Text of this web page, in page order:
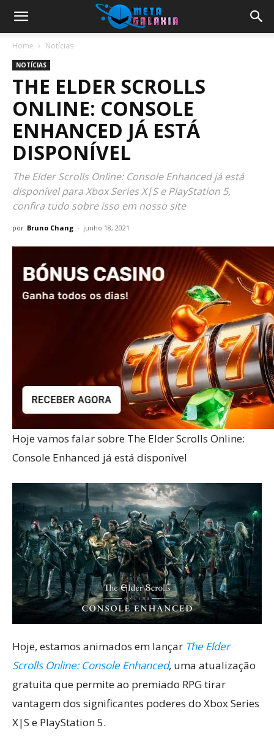
Home Notícias
NOTÍCIAS
THE ELDER SCROLLS
ONLINE: CONSOLE
ENHANCED JÁ ESTÁ
DISPONÍVEL
The Elder Scrolls Online: Console Enhanced já está
disponível para Xbox Series X|S e PlayStation 5,
confira tudo sobre isso em nosso site
por Bruno Chang - junho 18, 2021
Hoje vamos falar sobre The Elder Scrolls Online:
Console Enhanced já está disponível
Hoje, estamos animados em lançar The Elder
Scrolls Online: Console Enhanced, uma atualização
gratuita que permite ao premiado RPG tirar
vantagem dos significantes poderes do Xbox Series
X|S e PlayStation 5.